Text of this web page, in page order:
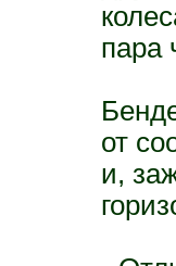
пара
от
и,